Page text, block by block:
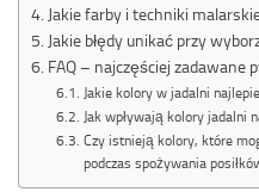
Jakie farby i techniki
Jakie błędy unikać przy
FAQ – najczęściej zadawane
Jakie kolory w jadalni
Jak wpływają kolory jadalni
Czy istnieją kolory, które
podczas spożywania